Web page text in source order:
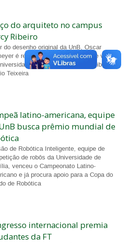
do arquiteto no campus
Ribeiro
do desenho original da UnB, Oscar
é responsável pela identidade visual
idealizada por Darcy Ribeiro e
Teixeira
latino-americana, equipe
busca prêmio mundial de
de Robótica Inteligente, equipe de
de robôs da Universidade de
venceu o Campeonato Latino-
e já procura apoio para a Copa do
de Robótica
internacional premia
da FT